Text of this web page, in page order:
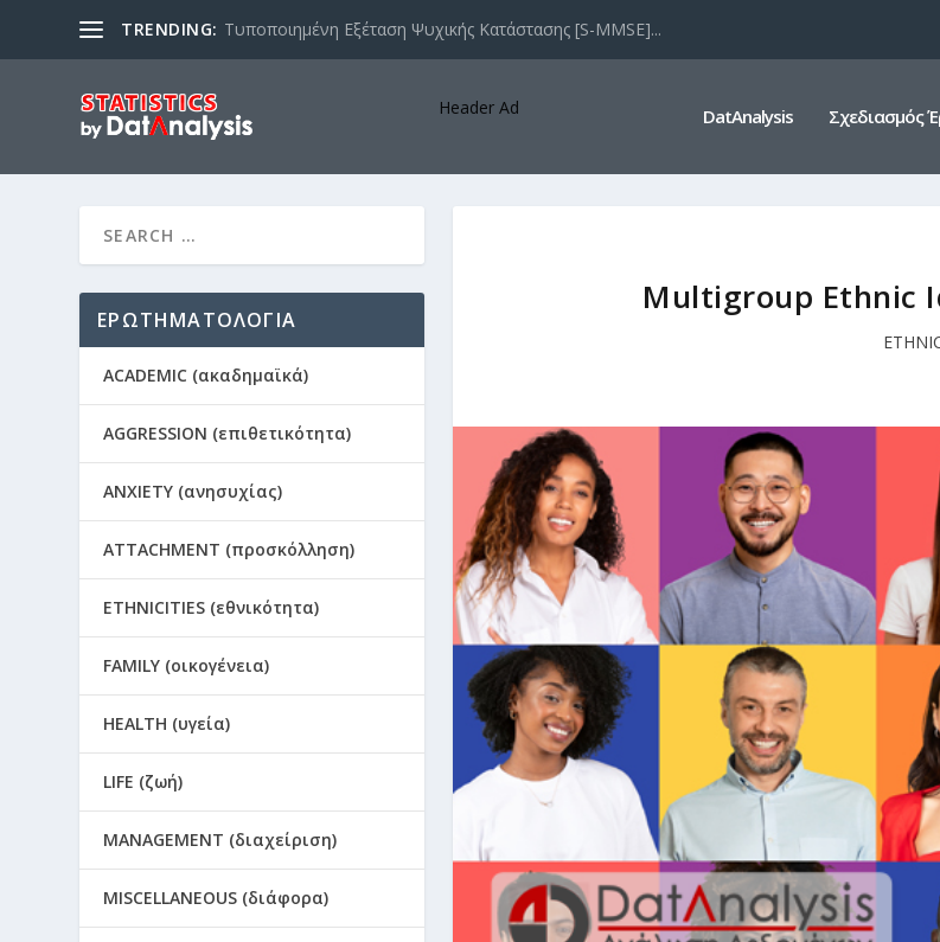
TRENDING: Τυποποιημένη Εξέταση Ψυχικής Κατάστασης [S-MMSE]...
Header Ad DatAnalysis Σχεδιασμός
Multigroup Ethnic
ΕΡΩΤΗΜΑΤΟΛΟΓΙΑ
ACADEMIC (ακαδημαϊκά)
AGGRESSION (επιθετικότητα)
ANXIETY (ανησυχίας)
ATTACHMENT (προσκόλληση)
ETHNICITIES (εθνικότητα)
FAMILY (οικογένεια)
HEALTH (υγεία)
LIFE (ζωή)
MANAGEMENT (διαχείριση)
MISCELLANEOUS (διάφορα)